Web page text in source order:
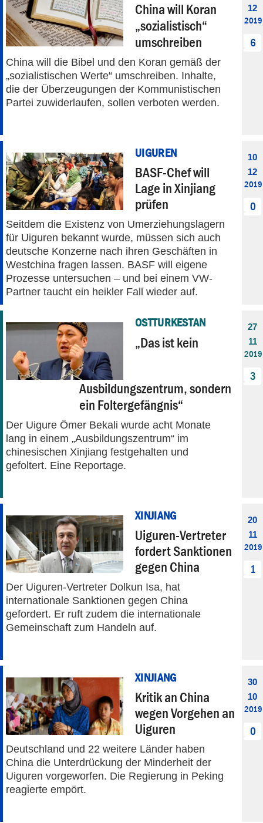
China will Koran
„sozialistisch“
umschreiben
China will die Bibel und den Koran gemäß der
„sozialistischen Werte“ umschreiben. Inhalte,
die der Überzeugungen der Kommunistischen
Partei zuwiderlaufen, sollen verboten werden.
12
2019
6
UIGUREN
BASF-Chef will
Lage in Xinjiang
prüfen
Seitdem die Existenz von Umerziehungslagern
für Uiguren bekannt wurde, müssen sich auch
deutsche Konzerne nach ihren Geschäften in
Westchina fragen lassen. BASF will eigene
Prozesse untersuchen – und bei einem VW-
Partner taucht ein heikler Fall wieder auf.
10
12
2019
0
OSTTURKESTAN
„Das ist kein
Ausbildungszentrum, sondern
ein Foltergefängnis“
Der Uigure Ömer Bekali wurde acht Monate
lang in einem „Ausbildungszentrum“ im
chinesischen Xinjiang festgehalten und
gefoltert. Eine Reportage.
27
11
2019
3
XINJIANG
Uiguren-Vertreter
fordert Sanktionen
gegen China
Der Uiguren-Vertreter Dolkun Isa, hat
internationale Sanktionen gegen China
gefordert. Er ruft zudem die internationale
Gemeinschaft zum Handeln auf.
20
11
2019
1
XINJIANG
Kritik an China
wegen Vorgehen an
Uiguren
Deutschland und 22 weitere Länder haben
China die Unterdrückung der Minderheit der
Uiguren vorgeworfen. Die Regierung in Peking
reagierte empört.
30
10
2019
0